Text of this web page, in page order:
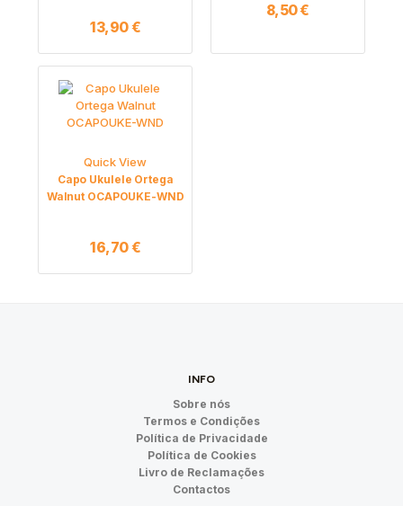
13,90€
8,50€
Quick View
Capo Ukulele Ortega
Walnut OCAPOUKE-WND
16,70€
INFO
Sobre nós
Termos e Condições
Política de Privacidade
Política de Cookies
Livro de Reclamações
Contactos